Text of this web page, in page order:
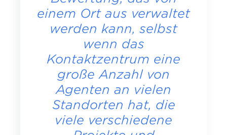
einem Ort aus verwaltet
werden kann, selbst
wenn das
Kontaktzentrum eine
große Anzahl von
Agenten an vielen
Standorten hat, die
viele verschiedene